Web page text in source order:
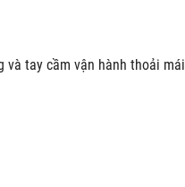
tay cầm vận hành thoải mái